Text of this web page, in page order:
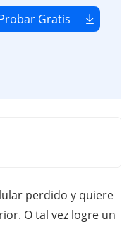
Gratis
perdido y quiere
O tal vez logre un